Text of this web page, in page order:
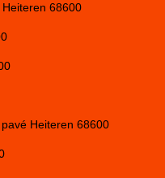
68600
Heiteren 68600